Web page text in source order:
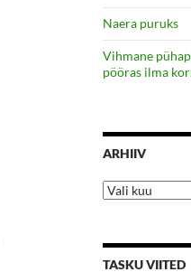
Naera puruks
Vihmane
pööras ilma
ARHIIV
Arhiiv
TASKU VIITED